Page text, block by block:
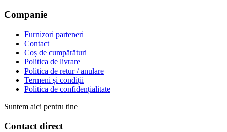
Companie
Furnizori parteneri
Contact
Coș de cumpărături
Politica de livrare
Politica de retur / anulare
Termeni și condiții
Politica de confidențialitate
Suntem aici pentru tine
Contact direct